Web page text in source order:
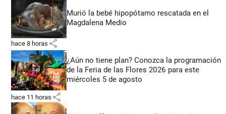
Murió la bebé hipopótamo rescatada en el
Magdalena Medio
hace 8 horas share
¿Aún no tiene plan? Conozca la programación
de la Feria de las Flores 2026 para este
miércoles 5 de agosto
hace 11 horas share